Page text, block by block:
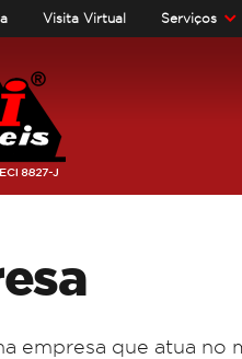
Visita Virtual Serviços
empresa que atua no